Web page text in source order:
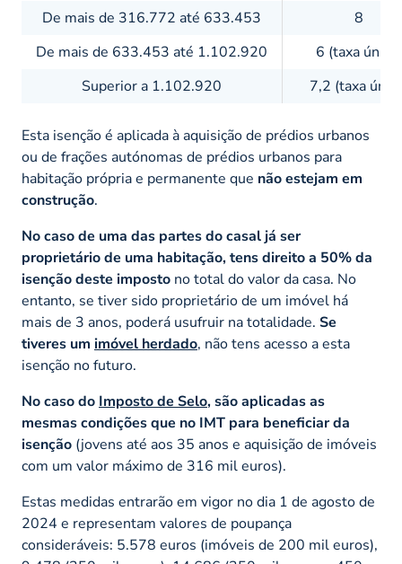
De mais de 316.772 até 633.453
8
De mais de 633.453 até 1.102.920
6 (taxa única)
Superior a 1.102.920
7,2 (taxa
Esta isenção é aplicada à aquisição de prédios urbanos
ou de frações autónomas de prédios urbanos para
habitação própria e permanente que não estejam em
construção.
No caso de uma das partes do casal já ser
proprietário de uma habitação, tens direito a 50% da
isenção deste imposto no total do valor da casa. No
entanto, se tiver sido proprietário de um imóvel há
mais de 3 anos, poderá usufruir na totalidade. Se
tiveres um imóvel herdado, não tens acesso a esta
isenção no futuro.
No caso do Imposto de Selo, são aplicadas as
mesmas condições que no IMT para beneficiar da
isenção (jovens até aos 35 anos e aquisição de imóveis
com um valor máximo de 316 mil euros).
Estas medidas entrarão em vigor no dia 1 de agosto de
2024 e representam valores de poupança
consideráveis: 5.578 euros (imóveis de 200 mil euros),